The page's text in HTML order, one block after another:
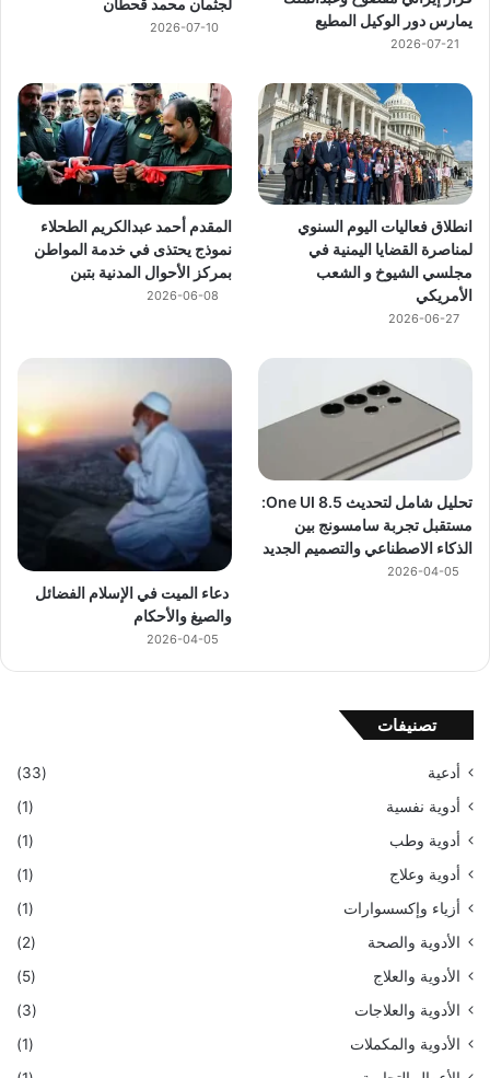
يمارس دور الوكيل المطيع
2026-07-21
2026-07-10
انطلاق فعاليات اليوم السنوي
لمناصرة القضايا اليمنية في
مجلسي الشيوخ و الشعب
الأمريكي
2026-06-27
المقدم أحمد عبدالكريم الطحلاء
نموذج يحتذى في خدمة المواطن
بمركز الأحوال المدنية بتبن
2026-06-08
تحليل شامل لتحديث One UI 8.5:
مستقبل تجربة سامسونج بين
الذكاء الاصطناعي والتصميم الجديد
2026-04-05
دعاء الميت في الإسلام الفضائل
والصيغ والأحكام
2026-04-05
تصنيفات
أدعية
(33)
أدوية نفسية
(1)
أدوية وطب
(1)
أدوية وعلاج
(1)
أزياء وإكسسوارات
(1)
الأدوية والصحة
(2)
الأدوية والعلاج
(5)
الأدوية والعلاجات
(3)
الأدوية والمكملات
(1)